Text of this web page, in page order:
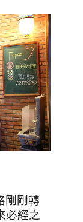
剛剛轉
必經之